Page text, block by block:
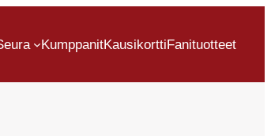
KumppanitKausikorttiFanituotteet